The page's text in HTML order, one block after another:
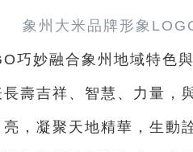
象州大米品牌形象
巧妙融合象州地域特色
壽吉祥、智慧、力量，
，凝聚天地精華，生動